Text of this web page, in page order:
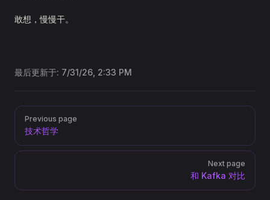
敢想，慢慢干。
最后更新于: 7/31/26, 2:33 PM
PagerPrevious page
技术哲学
Next page
和 Kafka 对比